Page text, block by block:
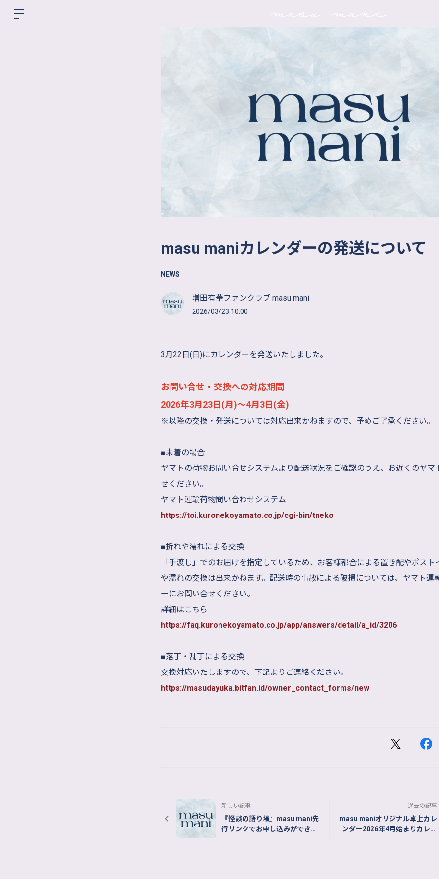
masu maniカレンダーの発送について
NEWS
増田有華ファンクラブ masu mani
2026/03/23 10:00
3月22日(日)にカレンダーを発送いたしました。
お問い合せ・交換への対応期間
2026年3月23日(月)〜4月3日(金)
※以降の交換・発送については対応出来かねますので、予めご了承ください。
■未着の場合
ヤマトの荷物お問い合せシステムより配送状況をご確認のうえ、お近くのヤマ
せください。
ヤマト運輸荷物問い合わせシステム
https://toi.kuronekoyamato.co.jp/cgi-bin/tneko
■折れや濡れによる交換
「手渡し」でのお届けを指定しているため、お客様都合による置き配やポスト
や濡れの交換は出来かねます。配送時の事故による破損については、ヤマト運
ーにお問い合せください。
詳細はこちら
https://faq.kuronekoyamato.co.jp/app/answers/detail/a_id/3206
■落丁・乱丁による交換
交換対応いたしますので、下記よりご連絡ください。
https://masudayuka.bitfan.id/owner_contact_forms/new
新しい記事
『怪談の語り場』masu mani先
行リンクでお申し込みができな
過去の記事
masu maniオリジナル卓上カレ
ンダー2026年4月始まりカレン